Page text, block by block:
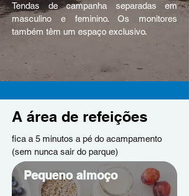
Tendas de campanha separadas em
masculino e feminino. Os monitores
também têm um espaço exclusivo.
A área de refeições
fica a 5 minutos a pé do acampamento
(sem nunca sair do parque)
Pequeno almoço